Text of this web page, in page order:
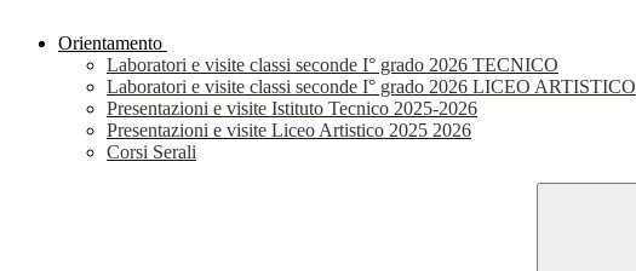
Orientamento
Laboratori e visite classi seconde I° grado 2026 TECNICO
Laboratori e visite classi seconde I° grado 2026 LICEO ARTISTICO
Presentazioni e visite Istituto Tecnico 2025-2026
Presentazioni e visite Liceo Artistico 2025 2026
Corsi Serali